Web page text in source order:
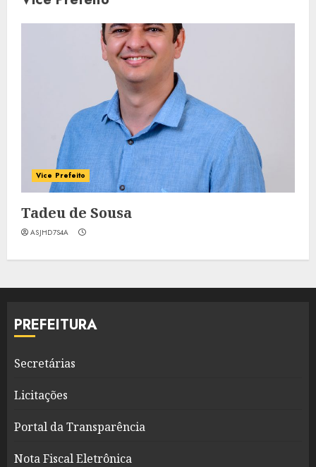
Vice Prefeito
Tadeu de Sousa
ASJHD7S4A
PREFEITURA
Secretárias
Licitações
Portal da Transparência
Nota Fiscal Eletrônica